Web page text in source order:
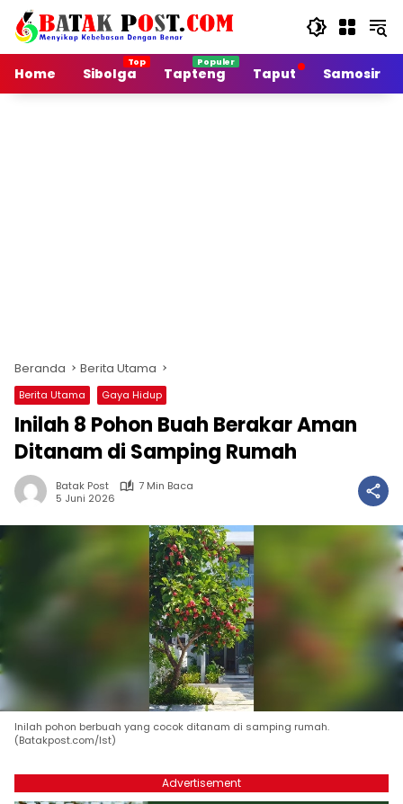
Langsung
konten
Home
Sibolga Tapteng Taput Samosir
Beranda Berita Utama
Berita Utama Gaya Hidup
Inilah 8 Pohon Buah Berakar Aman
Ditanam di Samping Rumah
Batak Post
7 Min Baca
5 Juni 2026
Inilah pohon berbuah yang cocok ditanam di samping rumah.
(Batakpost.com/Ist)
Advertisement